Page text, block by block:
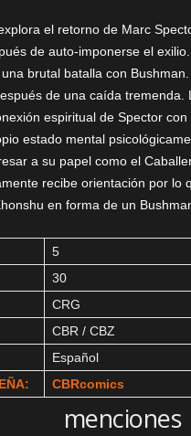
el retorno de Marc
de auto-imponerse el
brutal batalla con
de una caída tremenda.
espiritual de Spector
estado mental
a su papel como el
recibe orientación por lo
en forma de un
5
30
CRG
CBR / CBZ
Español
CBRcomics
menciones